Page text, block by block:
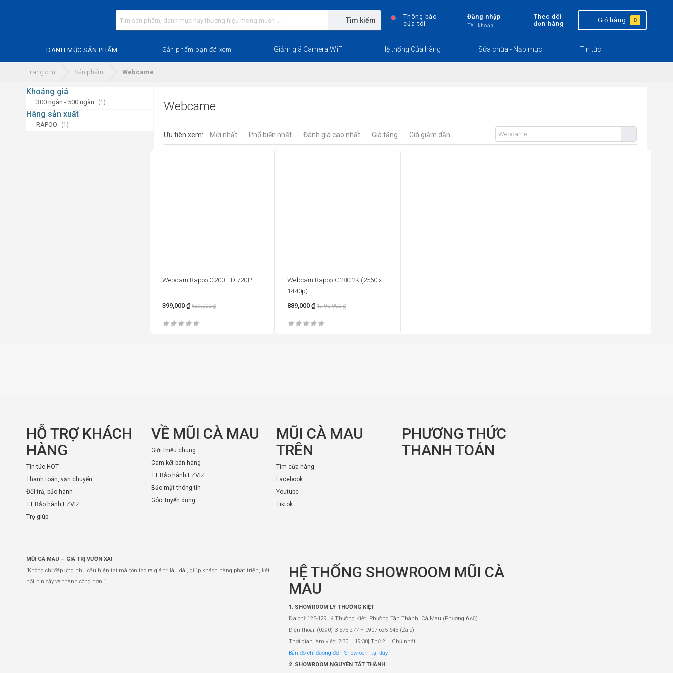
Tìm kiếm
Thông báo
của tôi
Đăng nhập
Tài khoản
Theo dõi
đơn hàng
Giỏ hàng 0
DANH MỤC SẢN PHẨM Sản phẩm bạn đã xem Giảm giá Camera WiFi Hệ thống Cửa hàng Sửa chữa - Nạp mực Tin tức
Trang chủ Sản phẩm Webcame
Khoảng giá
300 ngàn - 500 ngàn (1)
Hãng sản xuất
RAPOO (1)
Webcame
Ưu tiên xem: Mới nhất Phổ biến nhất Đánh giá cao nhất Giá tăng Giá giảm dần
Webcam Rapoo C200 HD 720P
399,000₫ 529,000₫
Webcam Rapoo C280 2K (2560 x
1440p)
889,000₫ 1,190,000₫
HỖ TRỢ KHÁCH
HÀNG
Tin tức HOT
Thanh toán, vận chuyển
Đổi trả, bảo hành
TT Bảo hành EZVIZ
Trợ giúp
VỀ MŨI CÀ MAU
Giới thiệu chung
Cam kết bán hàng
TT Bảo hành EZVIZ
Bảo mật thông tin
Góc Tuyển dụng
MŨI CÀ MAU
TRÊN
Tìm cửa hàng
Facebook
Youtube
Tiktok
PHƯƠNG THỨC
THANH TOÁN
MŨI CÀ MAU – GIÁ TRỊ VƯƠN XA!
“Không chỉ đáp ứng nhu cầu hiện tại mà còn tạo ra giá trị lâu dài, giúp khách hàng phát triển, kết
nối, tin cậy và thành công hơn! ”
HỆ THỐNG SHOWROOM MŨI CÀ
MAU
1. SHOWROOM LÝ THƯỜNG KIỆT
Địa chỉ: 125-129 Lý Thường Kiệt, Phường Tân Thành, Cà Mau (Phường 6 cũ)
Điện thoại: (0290) 3 575 277 – 0907 625 645 (Zalo)
Thời gian làm việc: 7:30 – 19:30| Thứ 2 – Chủ nhật
Bản đồ chỉ đường đến Showroom tại đây
2. SHOWROOM NGUYỄN TẤT THÀNH